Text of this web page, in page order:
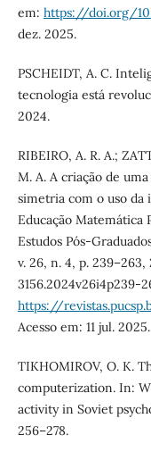
em: https://doi.org/
dez. 2025.
PSCHEIDT, A. C.
tecnologia está
2024.
RIBEIRO, A. R. A.;
M. A. A criação de
simetria com o uso
Educação Matemática
Estudos Pós-
v. 26, n. 4, p.
3156.2024v26i4p239-
https://
Acesso em: 11 jul. 2025.
TIKHOMIROV, O. K.
computerization. In:
activity in Soviet
256–278.